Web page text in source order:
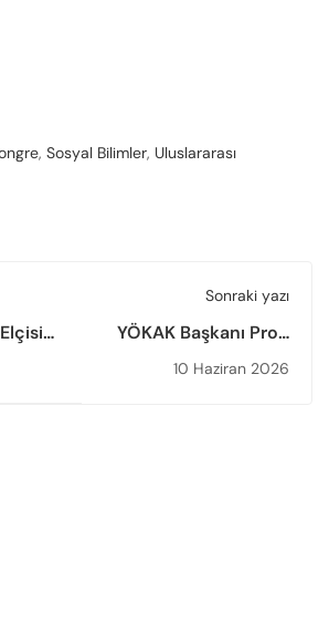
, Sosyal Bilimler, Uluslararası
Sonraki yazı
YÖKAK Başkanı Prof.
Dr. Kocabıçak,
10 Haziran 2026